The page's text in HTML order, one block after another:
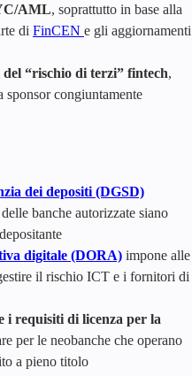
AML, soprattutto in base alla
di FinCEN e gli aggiornamenti
“rischio di terzi” fintech,
sponsor congiuntamente
dei depositi (DGSD)
banche autorizzate siano
digitale (DORA) impone alle
il rischio ICT e i fornitori di
i requisiti di licenza per la
per le neobanche che operano
a pieno titolo